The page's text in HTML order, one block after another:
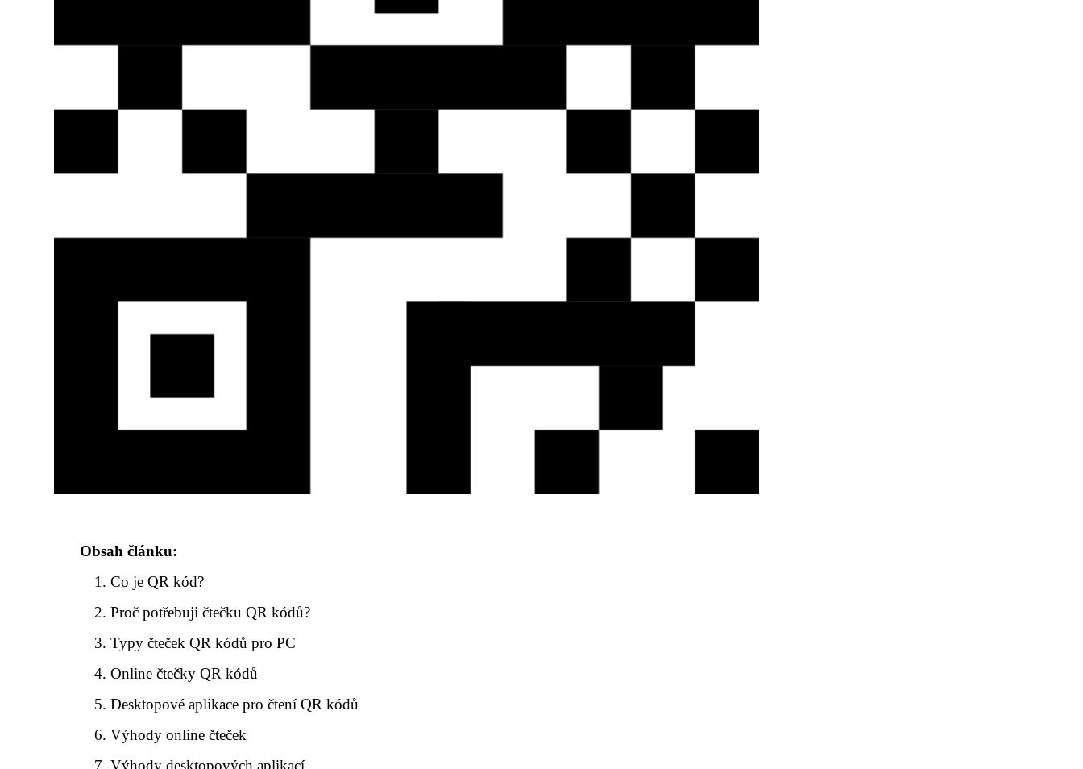
Obsah článku:
Co je QR kód?
Proč potřebuji čtečku QR kódů?
Typy čteček QR kódů pro PC
Online čtečky QR kódů
Desktopové aplikace pro čtení QR kódů
Výhody online čteček
Výhody desktopových aplikací